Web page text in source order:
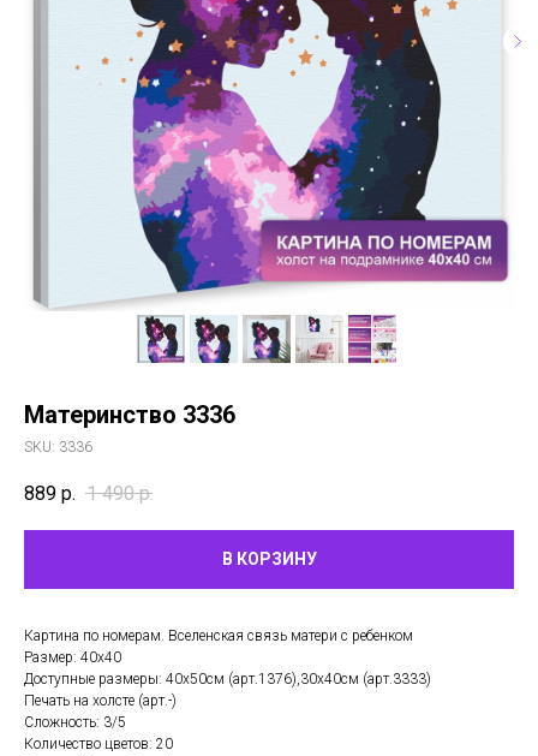
Материнство 3336
SKU: 3336
889 р. 1 490 р.
В КОРЗИНУ
Картина по номерам. Вселенская связь матери с ребенком
Размер: 40х40
Доступные размеры: 40х50см (арт.1376),30х40см (арт.3333)
Печать на холсте (арт.-)
Сложность: 3/5
Количество цветов: 20